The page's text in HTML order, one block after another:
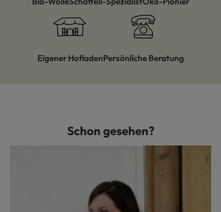
Eigener HofladenPersönliche Beratung
Produktgalerie überspringenSchon gesehen?